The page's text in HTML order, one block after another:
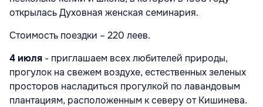
открылась Духовная женская семинария.
Стоимость поездки – 220 леев.
4 июля - приглашаем всех любителей природы,
прогулок на свежем воздухе, естественных зеленых
просторов насладиться прогулкой по лавандовым
плантациям, расположенным к северу от Кишинева.